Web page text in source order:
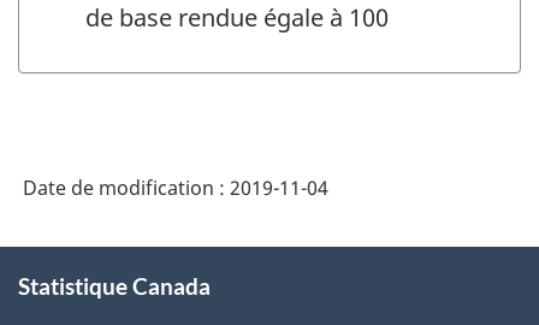
de base rendue égale à 100
Date de modification : 2019-11-04
propos
Statistique Canada